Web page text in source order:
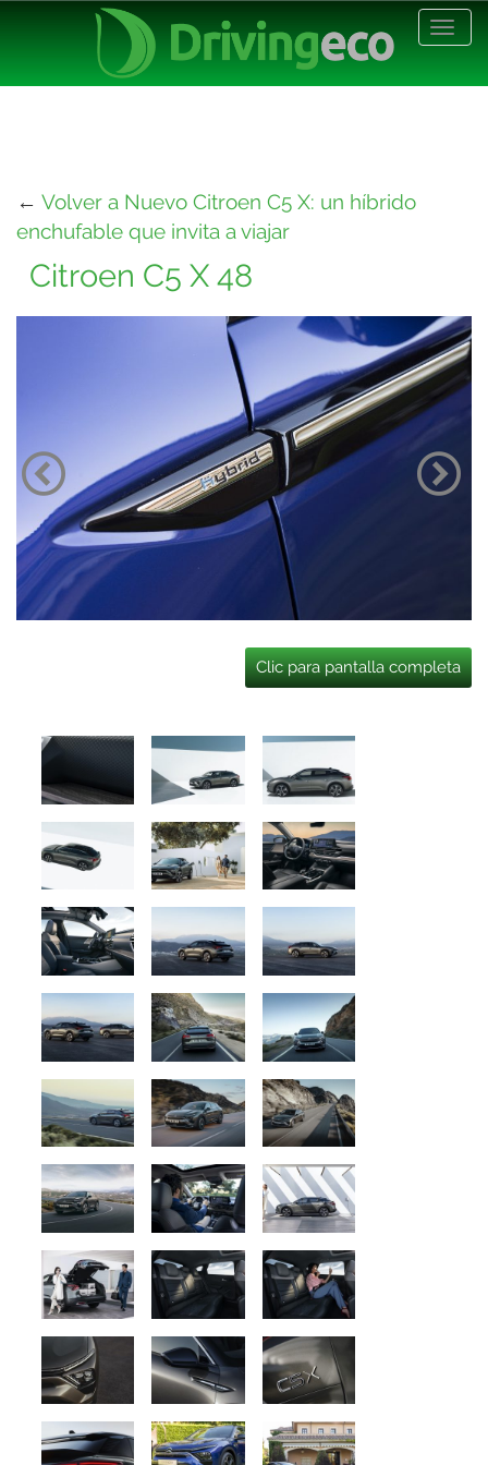
← Volver a Nuevo Citroen C5 X: un híbrido
enchufable que invita a viajar
Citroen C5 X 48
Clic para pantalla completa